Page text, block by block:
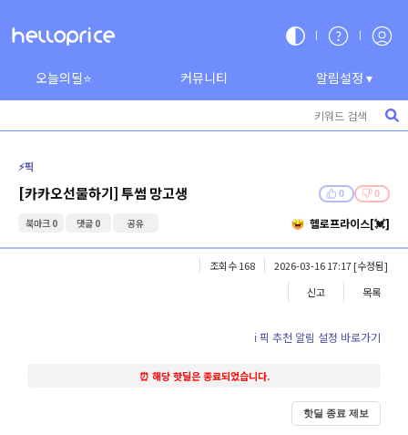
오늘의딜⭐ 커뮤니티 알림설정 ▾
⚡️픽
[카카오선물하기] 투썸 망고생 0 0
북마크 0 댓글 0 공유 헬로프라이스[💓]
조회수 168 2026-03-16 17:17[수정됨]
신고
목록
ℹ️ 픽 추천 알림 설정 바로가기
⏰ 해당 핫딜은 종료되었습니다.
핫딜 종료 제보